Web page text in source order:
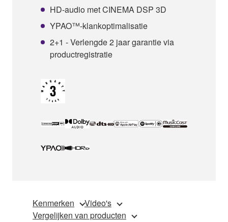
HD-audio met CINEMA DSP 3D
YPAO™-klankoptimalisatie
2+1 - Verlengde 2 jaar garantie via
productregistratie
Kenmerken
Video's
Vergelijken van producten